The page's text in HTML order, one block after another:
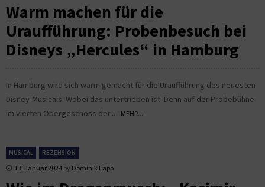
Warm machen für die
Uraufführung: Probenbesuch bei
Disneys „Hercules“ in Hamburg
In Hamburg wird sich warm gemacht für die Uraufführung des neuesten
Disney-Musicals. Wobei das untertrieben ist. Denn auf der Probebühne
im vierten Obergeschoss der...
MEHR...
MUSICAL REZENSION
13. Januar 2024 by Dominik Lapp